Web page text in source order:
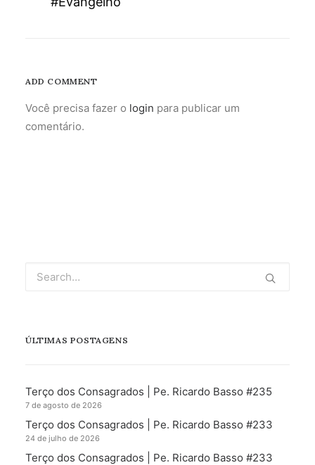
ADD COMMENT
Você precisa fazer o login para publicar um
comentário.
ÚLTIMAS POSTAGENS
Terço dos Consagrados | Pe. Ricardo Basso #235
7 de agosto de 2026
Terço dos Consagrados | Pe. Ricardo Basso #233
24 de julho de 2026
Terço dos Consagrados | Pe. Ricardo Basso #233